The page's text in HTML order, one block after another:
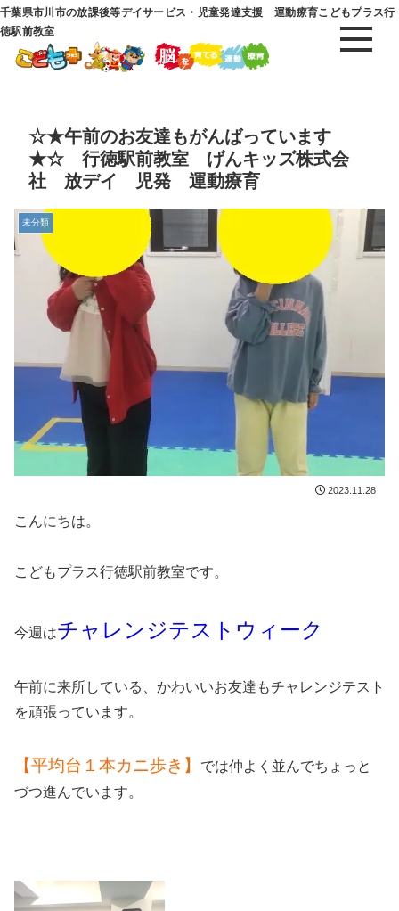
千葉県市川市の放課後等デイサービス・児童発達支援 運動療育こどもプラス行
徳駅前教室
☆★午前のお友達もがんばっています
★☆ 行徳駅前教室 げんキッズ株式会
社 放デイ 児発 運動療育
未分類
2023.11.28
こんにちは。
こどもプラス行徳駅前教室です。
今週はチャレンジテストウィーク
午前に来所している、かわいいお友達もチャレンジテスト
を頑張っています。
【平均台１本カニ歩き】
では仲よく並んでちょっと
づつ進んでいます。